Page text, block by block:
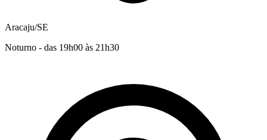
Aracaju/SE
Noturno - das 19h00 às 21h30